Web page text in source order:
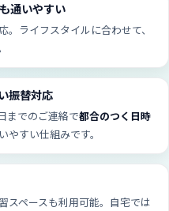
通いやすい
。ライフスタイルに合わせて、
振替対応
までのご連絡で都合のつく日時
やすい仕組みです。
スペースも利用可能。自宅では